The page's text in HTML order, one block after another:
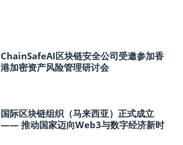
ChainSafeAI区块链安全公司受邀参加香
港加密资产风险管理研讨会
国际区块链组织（马来西亚）正式成立
—— 推动国家迈向Web3与数字经济新时